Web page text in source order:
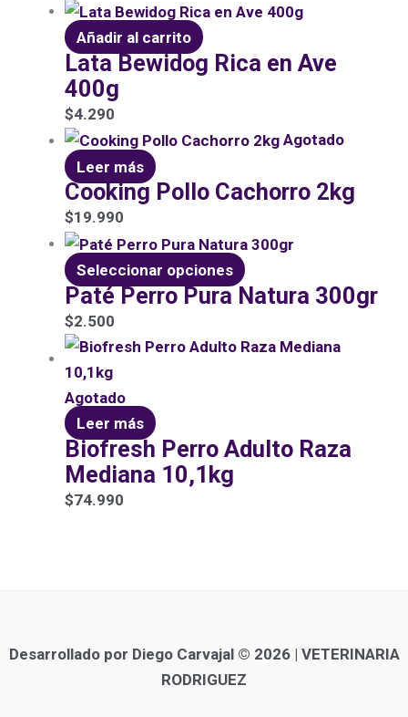
Añadir al carrito
Lata Bewidog Rica en Ave
400g
$4.290
Agotado
Leer más
Cooking Pollo Cachorro 2kg
$19.990
Seleccionar opciones
Paté Perro Pura Natura 300gr
$2.500
Agotado
Leer más
Biofresh Perro Adulto Raza
Mediana 10,1kg
$74.990
Desarrollado por Diego Carvajal © 2026 | VETERINARIA
RODRIGUEZ